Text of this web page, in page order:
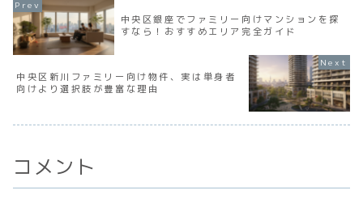
中央区銀座でファミリー向けマンションを探
すなら！おすすめエリア完全ガイド
中央区新川ファミリー向け物件、実は単身者
向けより選択肢が豊富な理由
コメント